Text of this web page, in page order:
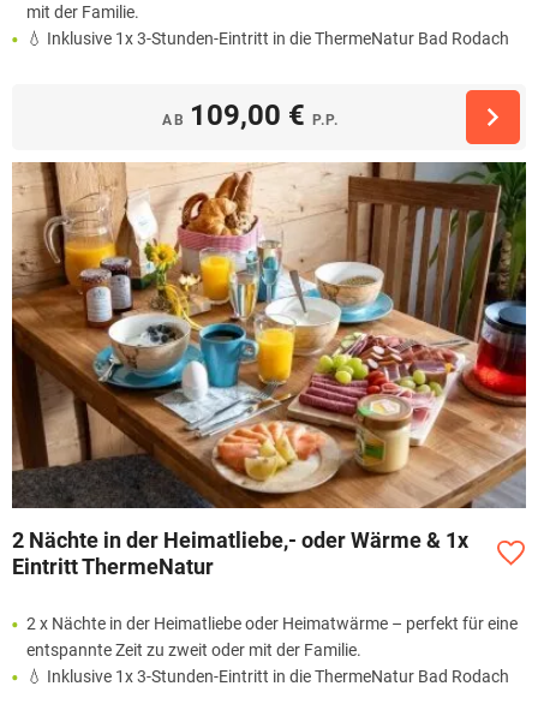
mit der Familie.
💧 Inklusive 1x 3-Stunden-Eintritt in die ThermeNatur Bad Rodach
AB 109,00 € P.P.
2 Nächte in der Heimatliebe,- oder Wärme & 1x
Eintritt ThermeNatur
2 x Nächte in der Heimatliebe oder Heimatwärme – perfekt für eine
entspannte Zeit zu zweit oder mit der Familie.
💧 Inklusive 1x 3-Stunden-Eintritt in die ThermeNatur Bad Rodach